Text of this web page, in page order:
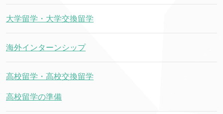
大学留学・大学交換留学
海外インターンシップ
高校留学・高校交換留学
高校留学の準備